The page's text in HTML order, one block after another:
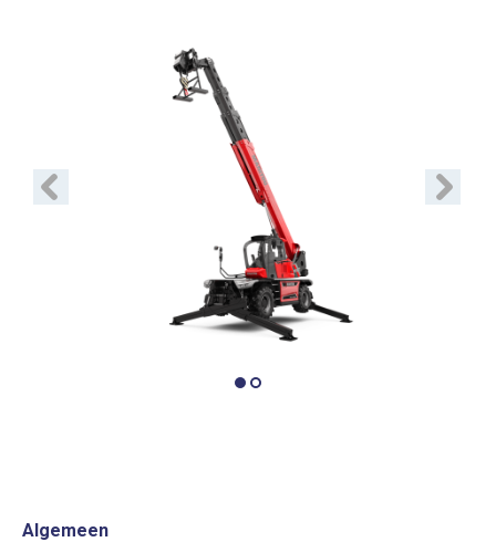
Vorige
Algemeen